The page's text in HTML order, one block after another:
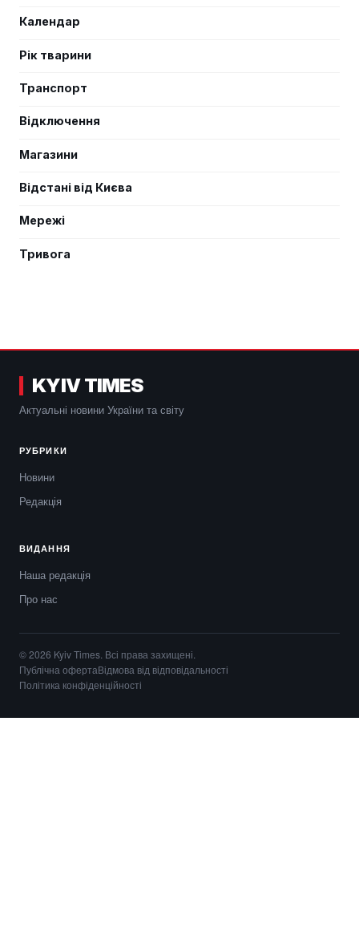
Календар
Рік тварини
Транспорт
Відключення
Магазини
Відстані від Києва
Мережі
Тривога
KYIV TIMES
Актуальні новини України та світу
РУБРИКИ
Новини
Редакція
ВИДАННЯ
Наша редакція
Про нас
© 2026 Kyiv Times. Всі права захищені.
Публічна офертаВідмова від відповідальності
Політика конфіденційності